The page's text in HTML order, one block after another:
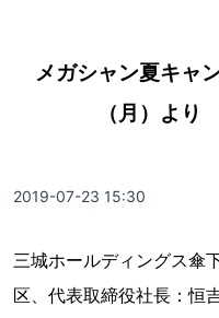
メガシャン夏キ
（月）よ
2019-07-23 15:30
三城ホールディングス傘
区、代表取締役社長：恒